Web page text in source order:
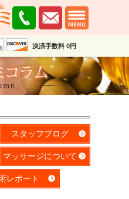
決済手数料 0円
スタッフブログ
マッサージについて
レポート